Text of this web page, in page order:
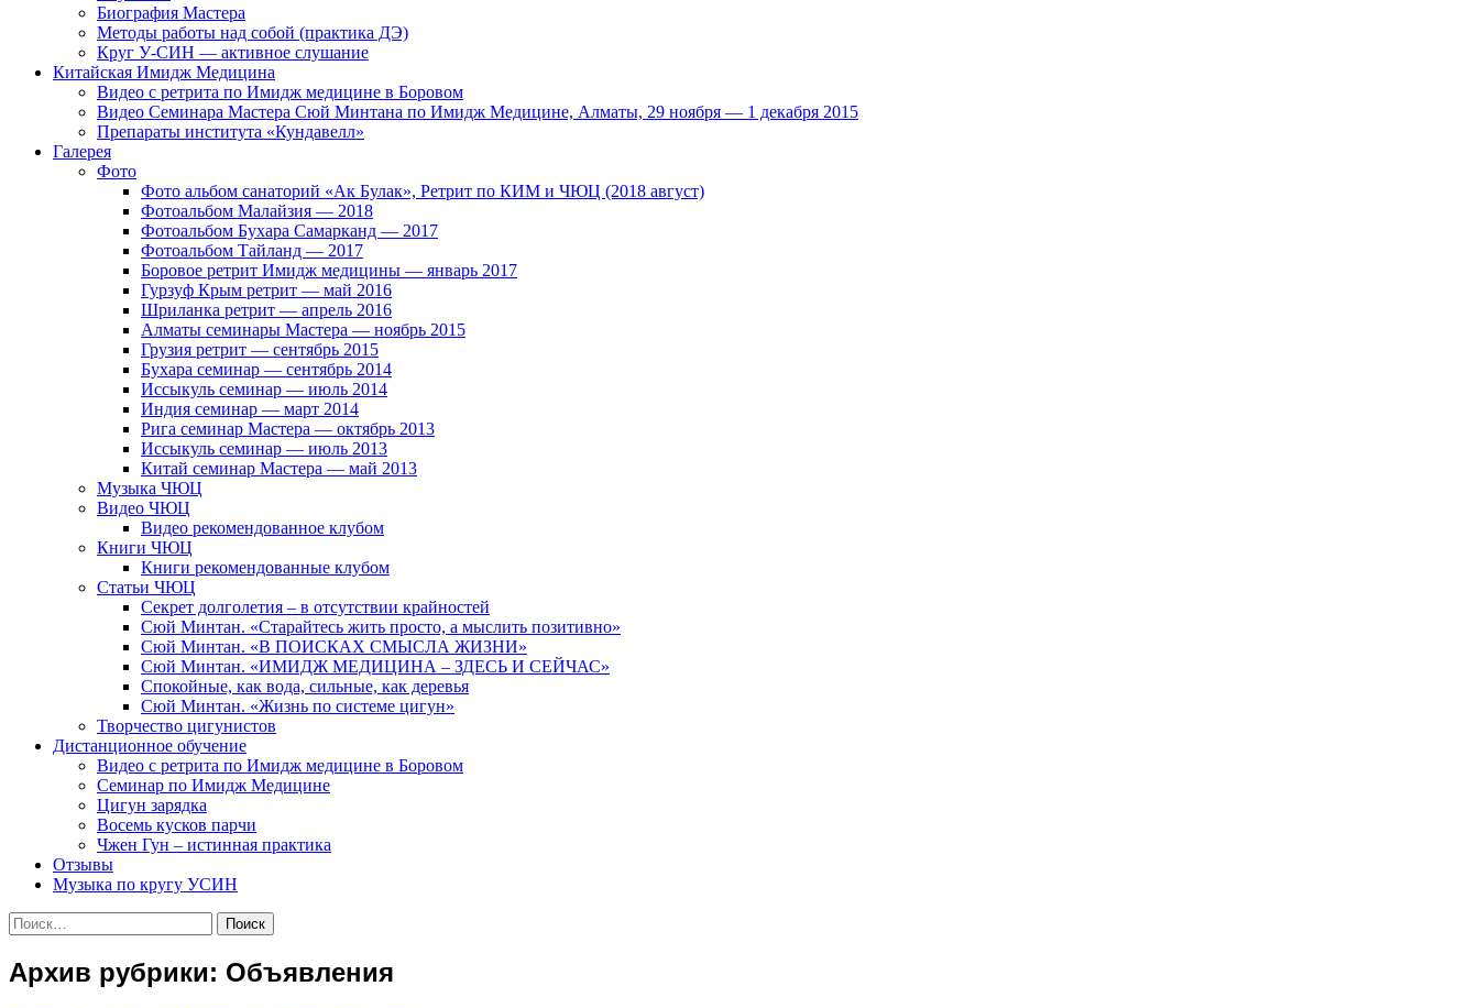
Биография Мастера
Методы работы над собой (практика ДЭ)
Круг У-СИН — активное слушание
Китайская Имидж Медицина
Видео с ретрита по Имидж медицине в Боровом
Видео Семинара Мастера Сюй Минтана по Имидж Медицине, Алматы, 29 ноября — 1 декабря 2015
Препараты института «Кундавелл»
Галерея
Фото
Фото альбом санаторий «Ак Булак», Ретрит по КИМ и ЧЮЦ (2018 август)
Фотоальбом Малайзия — 2018
Фотоальбом Бухара Самарканд — 2017
Фотоальбом Тайланд — 2017
Боровое ретрит Имидж медицины — январь 2017
Гурзуф Крым ретрит — май 2016
Шриланка ретрит — апрель 2016
Алматы семинары Мастера — ноябрь 2015
Грузия ретрит — сентябрь 2015
Бухара семинар — сентябрь 2014
Иссыкуль семинар — июль 2014
Индия семинар — март 2014
Рига семинар Мастера — октябрь 2013
Иссыкуль семинар — июль 2013
Китай семинар Мастера — май 2013
Музыка ЧЮЦ
Видео ЧЮЦ
Видео рекомендованное клубом
Книги ЧЮЦ
Книги рекомендованные клубом
Статьи ЧЮЦ
Секрет долголетия – в отсутствии крайностей
Сюй Минтан. «Старайтесь жить просто, а мыслить позитивно»
Сюй Минтан. «В ПОИСКАХ СМЫСЛА ЖИЗНИ»
Сюй Минтан. «ИМИДЖ МЕДИЦИНА – ЗДЕСЬ И СЕЙЧАС»
Спокойные, как вода, сильные, как деревья
Сюй Минтан. «Жизнь по системе цигун»
Творчество цигунистов
Дистанционное обучение
Видео с ретрита по Имидж медицине в Боровом
Семинар по Имидж Медицине
Цигун зарядка
Восемь кусков парчи
Чжен Гун – истинная практика
Отзывы
Музыка по кругу УСИН
Найти:
Архив рубрики: Объявления